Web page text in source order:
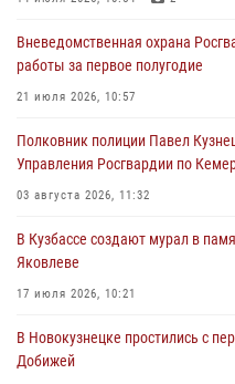
04 августа 2026, 07:41
Кемеровские росгвардейцы
04 августа 2026, 06:32
Вневедомственная охрана
работы за первое полугодие
21 июля 2026, 10:57
Полковник полиции Павел
Управления Росгвардии по
03 августа 2026, 11:32
В Кузбассе создают мурал в
Яковлеве
17 июля 2026, 10:21
В Новокузнецке простились с
Добижей